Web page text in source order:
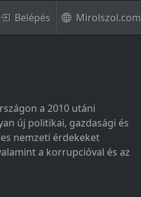
Belépés Mirolszol.com
a 2010 utáni
új politikai, gazdasági és
nemzeti érdekeket
a korrupcióval és az